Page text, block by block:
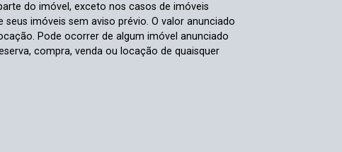
do imóvel, exceto nos casos de imóveis
imóveis sem aviso prévio. O valor anunciado
Pode ocorrer de algum imóvel anunciado
compra, venda ou locação de quaisquer